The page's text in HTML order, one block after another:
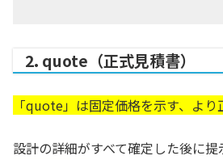
2. quote（正式見積書）
「quote」は固定価格を示す、より
設計の詳細がすべて確定した後に提